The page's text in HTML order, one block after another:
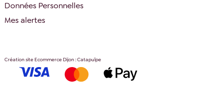
Données Personnelles
Mes alertes
Création site Ecommerce Dijon : Catapulpe